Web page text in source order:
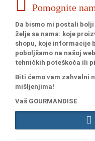
Pomognite
Da bismo mi postali
želje sa nama: koje
shopu, koje informacije
poboljšamo na našoj
tehničkih poteškoča ili
Biti ćemo vam zahvalni
mišljenjima!
Vaš GOURMANDISE